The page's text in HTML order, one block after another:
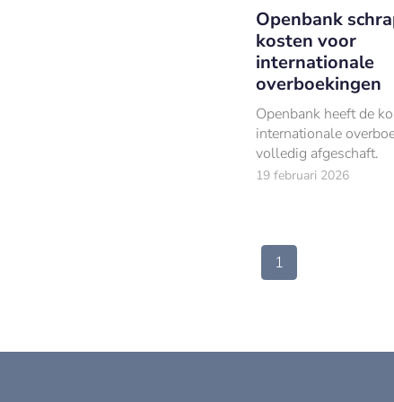
Openbank
kosten voor
internationale
overboekingen
Openbank heeft de
internationale
volledig afgeschaft.
19 februari 2026
1